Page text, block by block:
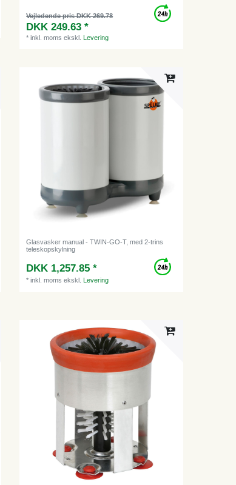
Vejledende pris DKK 269.78
DKK 249.63 *
*inkl. moms ekskl. Levering
Glasvasker manual - TWIN-GO-T, med 2-trins
teleskopskylning
DKK 1,257.85 *
*inkl. moms ekskl. Levering